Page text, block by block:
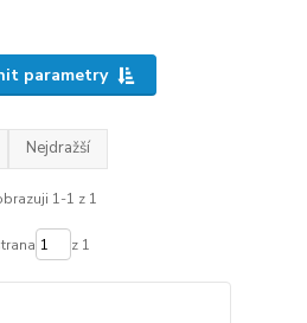
parametry
Nejdražší
1-1 z 1
z 1